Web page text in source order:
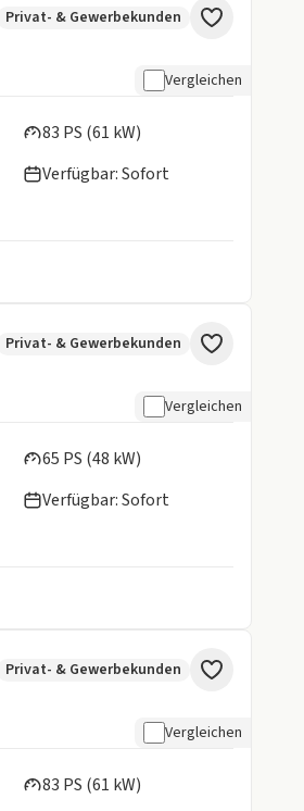
Privat- & Gewerbekunden
Vergleichen
83 PS (61 kW)
Verfügbar: Sofort
Privat- & Gewerbekunden
Vergleichen
65 PS (48 kW)
Verfügbar: Sofort
Privat- & Gewerbekunden
Vergleichen
83 PS (61 kW)